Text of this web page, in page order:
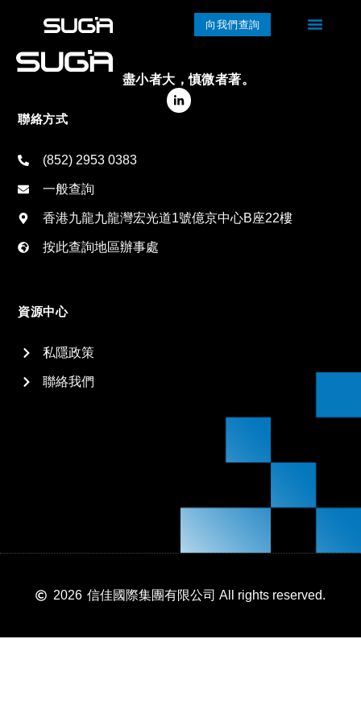
向我們查詢
盡小者大，慎微者著。
聯絡方式
(852) 2953 0383
一般查詢
香港九龍九龍灣宏光道1號億京中心B座22樓
按此查詢地區辦事處
資源中心
私隱政策
聯絡我們
2026 信佳國際集團有限公司 All rights reserved.